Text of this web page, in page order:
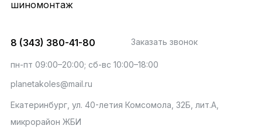
шиномонтаж
8 (343) 380-41-80 Заказать звонок
пн-пт 09:00–20:00; сб-вс 10:00–18:00
planetakoles@mail.ru
Екатеринбург, ул. 40-летия Комсомола, 32Б, лит.А,
микрорайон ЖБИ